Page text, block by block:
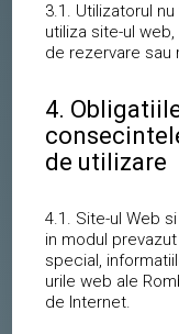
3.1. Utilizatorul
utiliza site-ul
de rezervare sau
4.
de utilizare
4.1. Site-ul Web
in modul
special,
urile web ale
de Internet.